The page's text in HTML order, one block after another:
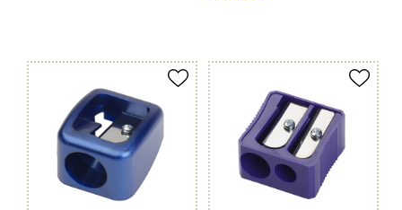
merken Produkt merken